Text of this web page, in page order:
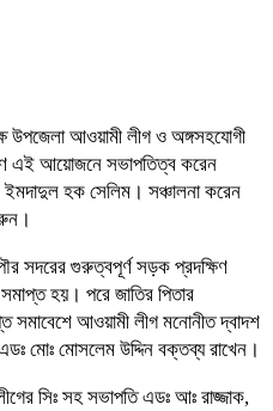
উপজেলা আওয়ামী লীগ ও অঙ্গসহযোগী
এই আয়োজনে সভাপতিত্ব করেন
হক সেলিম। সঞ্চালনা করেন
সদরের গুরুত্বপূর্ণ সড়ক প্রদক্ষিণ
হয়। পরে জাতির পিতার
সমাবেশে আওয়ামী লীগ মনোনীত দ্বাদশ
মোঃ মোসলেম উদ্দিন বক্তব্য রাখেন।
সিঃ সহ সভাপতি এডঃ আঃ রাজ্জাক,